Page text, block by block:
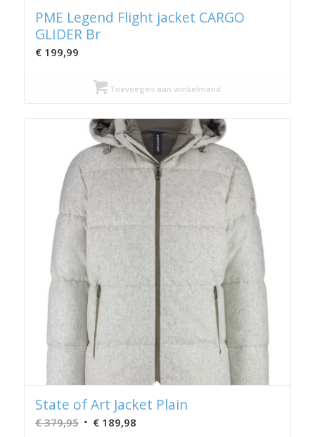
PME Legend Flight jacket CARGO
GLIDER Br
€199,99
Toevoegen aan winkelmand
State of Art Jacket Plain
€379,95 Oorspronkelijke
€189,98Huidige